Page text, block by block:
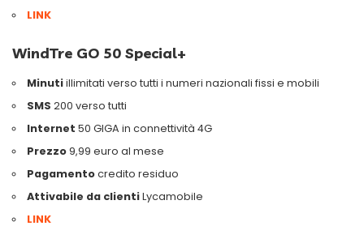
LINK
WindTre GO 50 Special+
Minutiillimitati verso tutti i numeri nazionali fissi e mobili
SMS 200 verso tutti
Internet 50 GIGA in connettività 4G
Prezzo9,99 euro al mese
Pagamentocredito residuo
Attivabile da clientiLycamobile
LINK